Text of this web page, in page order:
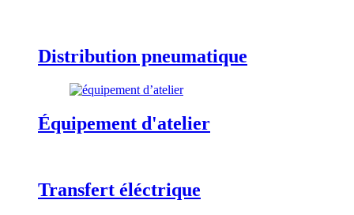
Distribution pneumatique
Équipement d'atelier
Transfert éléctrique